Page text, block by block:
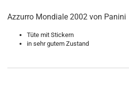
Azzurro Mondiale 2002 von Panini
Tüte mit Stickern
in sehr gutem Zustand